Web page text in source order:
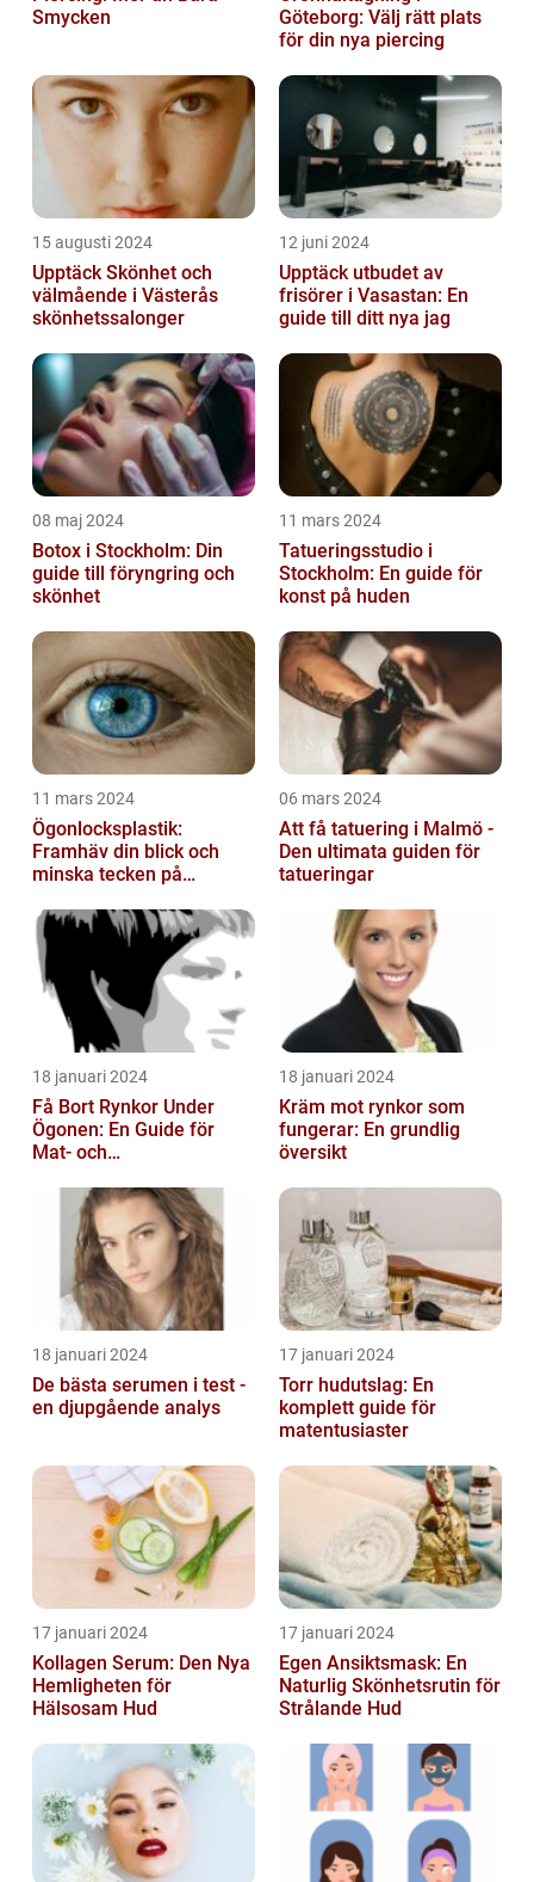
Smycken
Göteborg: Välj rätt plats
för din nya piercing
15 augusti 2024
Upptäck Skönhet och
välmående i Västerås
skönhetssalonger
12 juni 2024
Upptäck utbudet av
frisörer i Vasastan: En
guide till ditt nya jag
08 maj 2024
Botox i Stockholm: Din
guide till föryngring och
skönhet
11 mars 2024
Tatueringsstudio i
Stockholm: En guide för
konst på huden
11 mars 2024
Ögonlocksplastik:
Framhäv din blick och
minska tecken på
06 mars 2024
Att få tatuering i Malmö -
Den ultimata guiden för
tatueringar
18 januari 2024
Få Bort Rynkor Under
Ögonen: En Guide för
Mat- och
18 januari 2024
Kräm mot rynkor som
fungerar: En grundlig
översikt
18 januari 2024
De bästa serumen i test -
en djupgående analys
17 januari 2024
Torr hudutslag: En
komplett guide för
matentusiaster
17 januari 2024
Kollagen Serum: Den Nya
Hemligheten för
Hälsosam Hud
17 januari 2024
Egen Ansiktsmask: En
Naturlig Skönhetsrutin för
Strålande Hud